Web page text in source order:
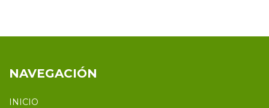
NAVEGACIÓN
INICIO